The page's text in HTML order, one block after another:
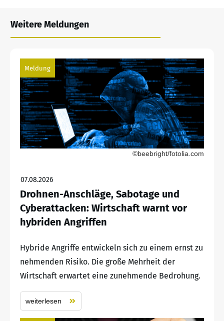
Weitere Meldungen
Meldung
©beebright/fotolia.com
07.08.2026
Drohnen-Anschläge, Sabotage und
Cyberattacken: Wirtschaft warnt vor
hybriden Angriffen
Hybride Angriffe entwickeln sich zu einem ernst zu
nehmenden Risiko. Die große Mehrheit der
Wirtschaft erwartet eine zunehmende Bedrohung.
weiterlesen